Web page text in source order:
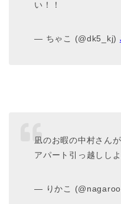
い！！
— ちゃこ (@dk5_kj)
凪のお暇の中村さん
アパート引っ越ししよ
— りかこ